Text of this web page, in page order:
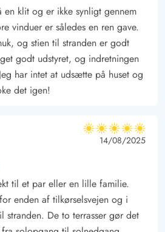
en klit og er ikke synligt gennem
vinduer er således en ren gave.
og stien til stranden er godt
godt udstyret, og indretningen
har intet at udsætte på huset og
det igen!
5 ud af 5
5 ud af 5
5 out of 5
14/08/2025
til et par eller en lille familie.
enden af tilkørselsvejen og i
stranden. De to terrasser gør det